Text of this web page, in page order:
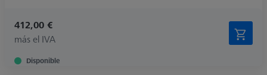
412,00 €
más el IVA
Disponible